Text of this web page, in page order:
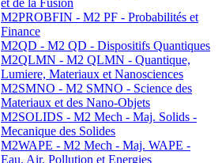
et de la Fusion
M2PROBFIN - M2 PF - Probabilités et
Finance
M2QD - M2 QD - Dispositifs Quantiques
M2QLMN - M2 QLMN - Quantique,
Lumiere, Materiaux et Nanosciences
M2SMNO - M2 SMNO - Science des
Materiaux et des Nano-Objets
M2SOLIDS - M2 Mech - Maj. Solids -
Mecanique des Solides
M2WAPE - M2 Mech - Maj. WAPE -
Eau, Air, Pollution et Energies